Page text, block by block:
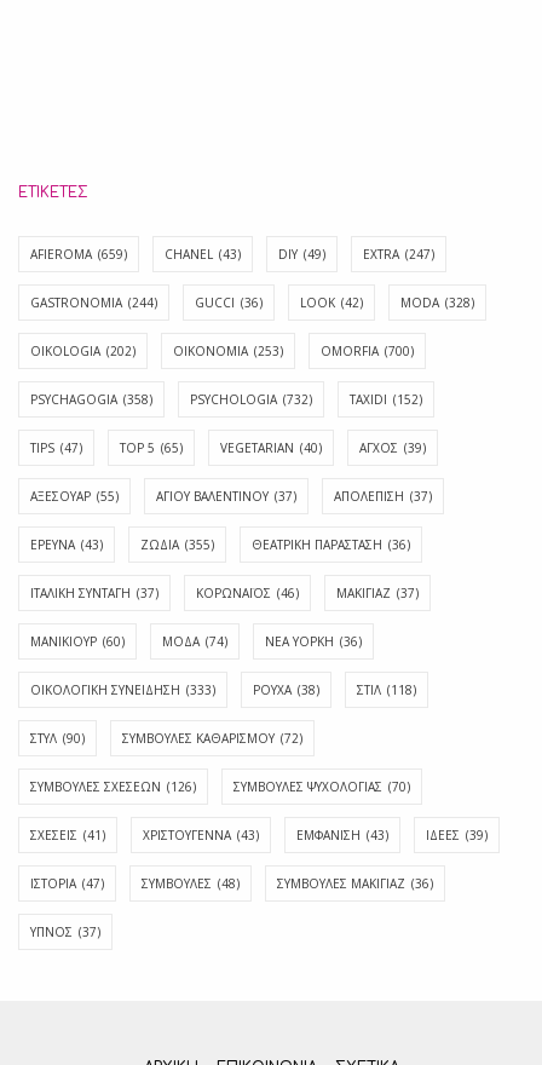
ΕΤΙΚΈΤΕΣ
AFIEROMA (659) CHANEL (43) DIY (49) EXTRA (247)
GASTRONOMIA (244) GUCCI (36) LOOK (42) MODA (328)
OIKOLOGIA (202) OIKONOMIA (253) OMORFIA (700)
PSYCHAGOGIA (358) PSYCHOLOGIA (732) TAXIDI (152)
TIPS (47) TOP 5 (65) VEGETARIAN (40) ΑΓΧΟΣ (39)
ΑΞΕΣΟΥΑΡ (55) ΑΓΊΟΥ ΒΑΛΕΝΤΊΝΟΥ (37) ΑΠΟΛΈΠΙΣΗ (37)
ΕΡΕΥΝΑ (43) ΖΩΔΙΑ (355) ΘΕΑΤΡΙΚΗ ΠΑΡΑΣΤΑΣΗ (36)
ΙΤΑΛΙΚΗ ΣΥΝΤΑΓΗ (37) ΚΟΡΩΝΑΪΟΣ (46) ΜΑΚΙΓΙΑΖ (37)
ΜΑΝΙΚΙΟΥΡ (60) ΜΟΔΑ (74) ΝΕΑ ΥΟΡΚΗ (36)
ΟΙΚΟΛΟΓΙΚΗ ΣΥΝΕΙΔΗΣΗ (333) ΡΟΥΧΑ (38) ΣΤΙΛ (118)
ΣΤΥΛ (90) ΣΥΜΒΟΥΛΕΣ ΚΑΘΑΡΙΣΜΟΥ (72)
ΣΥΜΒΟΥΛΕΣ ΣΧΕΣΕΩΝ (126) ΣΥΜΒΟΥΛΕΣ ΨΥΧΟΛΟΓΙΑΣ (70)
ΣΧΕΣΕΙΣ (41) ΧΡΙΣΤΟΥΓΕΝΝΑ (43) ΕΜΦΆΝΙΣΗ (43) ΙΔΈΕΣ (39)
ΙΣΤΟΡΊΑ (47) ΣΥΜΒΟΥΛΈΣ (48) ΣΥΜΒΟΥΛΈΣ ΜΑΚΙΓΙΆΖ (36)
ΎΠΝΟΣ (37)